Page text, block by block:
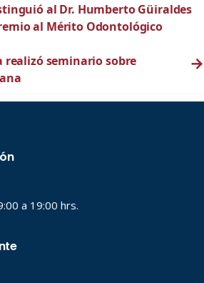
al Dr. Humberto Güiraldes
al Mérito Odontológico
realizó seminario sobre
→